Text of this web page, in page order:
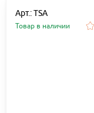
Арт.: TSA
Товар в наличии